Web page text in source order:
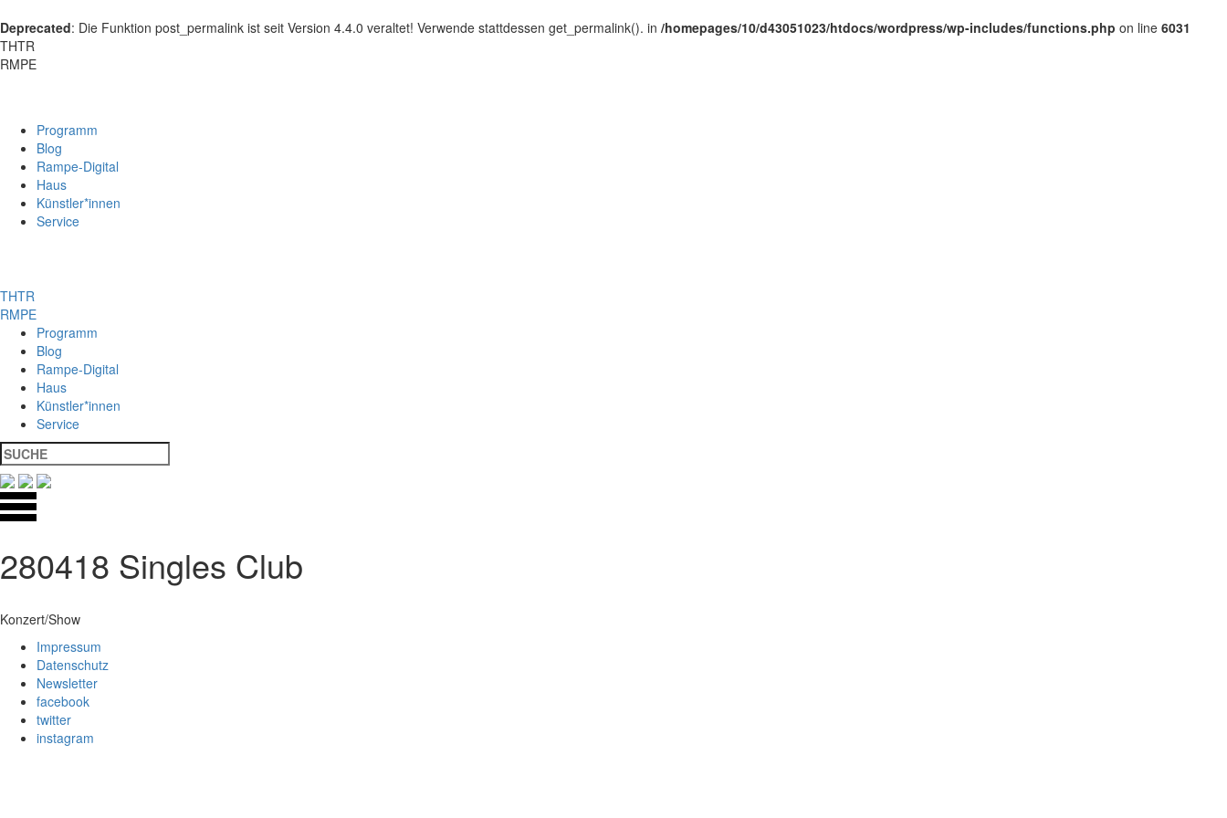
Deprecated: Die Funktion post_permalink ist seit Version 4.4.0 veraltet! Verwende stattdessen get_permalink(). in /homepages/10/d43051023/htdocs/wordpress/wp-includes/functions.php on line 6031
THTR
RMPE
Programm
Blog
Rampe-Digital
Haus
Künstler*innen
Service
THTR
RMPE
Programm
Blog
Rampe-Digital
Haus
Künstler*innen
Service
280418 Singles Club
Konzert/Show
Impressum
Datenschutz
Newsletter
facebook
twitter
instagram